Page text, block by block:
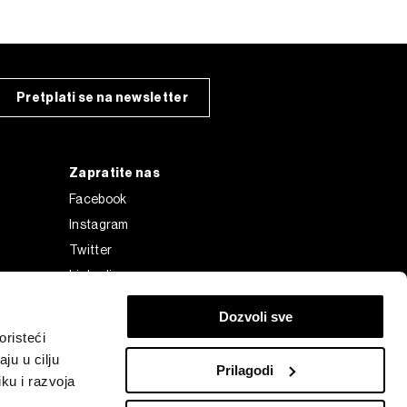
u cilju
i razvoja
Dozvoli sve
Prilagodi
Pretplati se na newsletter
Zapratite nas
Facebook
Instagram
Twitter
Linkedin